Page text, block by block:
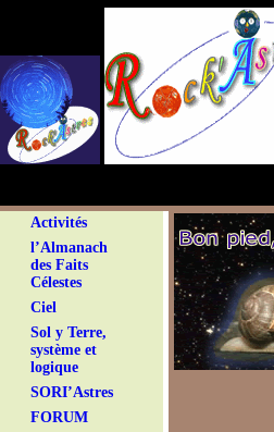
Activités
l’Almanach
des Faits
Célestes
Ciel
Sol y Terre,
système et
logique
SORI’Astres
FORUM
Panneau de gestion des cookies